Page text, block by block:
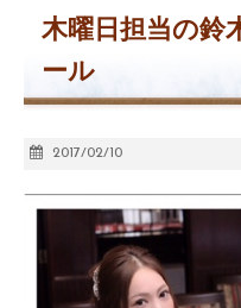
木曜日担当の鈴
ール
2017/02/10